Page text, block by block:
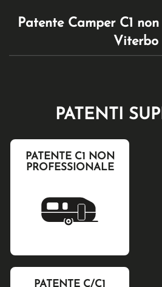
Patente Camper C1
Viterbo
PATENTI
PATENTE C1 NON
PROFESSIONALE
PATENTE C/C1